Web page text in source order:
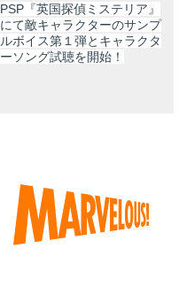
PSP『英国探偵ミステリア』
にて敵キャラクターのサンプ
ルボイス第１弾とキャラクタ
ーソング試聴を開始！